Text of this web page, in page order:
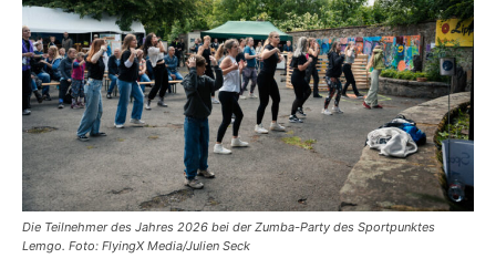
Die Teilnehmer des Jahres 2026 bei der Zumba-Party des Sportpunktes
Lemgo. Foto: FlyingX Media/Julien Seck